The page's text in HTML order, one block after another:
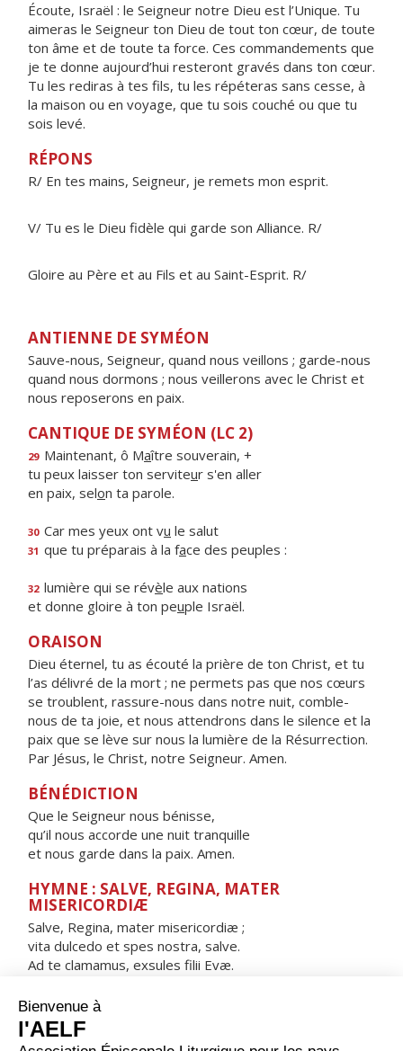
Écoute, Israël : le Seigneur notre Dieu est l’Unique. Tu
aimeras le Seigneur ton Dieu de tout ton cœur, de toute
ton âme et de toute ta force. Ces commandements que
je te donne aujourd’hui resteront gravés dans ton cœur.
Tu les rediras à tes fils, tu les répéteras sans cesse, à
la maison ou en voyage, que tu sois couché ou que tu
sois levé.
RÉPONS
R/ En tes mains, Seigneur, je remets mon esprit.
V/ Tu es le Dieu fidèle qui garde son Alliance. R/
Gloire au Père et au Fils et au Saint-Esprit. R/
ANTIENNE DE SYMÉON
Sauve-nous, Seigneur, quand nous veillons ; garde-nous
quand nous dormons ; nous veillerons avec le Christ et
nous reposerons en paix.
CANTIQUE DE SYMÉON (LC 2)
29 Maintenant, ô Maître souverain, +
tu peux laisser ton serviteur s'en aller
en paix, selon ta parole.
30 Car mes yeux ont vu le salut
31 que tu préparais à la face des peuples :
32 lumière qui se révèle aux nations
et donne gloire à ton peuple Israël.
ORAISON
Dieu éternel, tu as écouté la prière de ton Christ, et tu
l’as délivré de la mort ; ne permets pas que nos cœurs
se troublent, rassure-nous dans notre nuit, comble-
nous de ta joie, et nous attendrons dans le silence et la
paix que se lève sur nous la lumière de la Résurrection.
Par Jésus, le Christ, notre Seigneur. Amen.
BÉNÉDICTION
Que le Seigneur nous bénisse,
qu’il nous accorde une nuit tranquille
et nous garde dans la paix. Amen.
HYMNE : SALVE, REGINA, MATER
MISERICORDIÆ
Salve, Regina, mater misericordiæ ;
vita dulcedo et spes nostra, salve.
Ad te clamamus, exsules filii Evæ.
in hac lacrimarum valle.
Eia ergo, advocata nostra,